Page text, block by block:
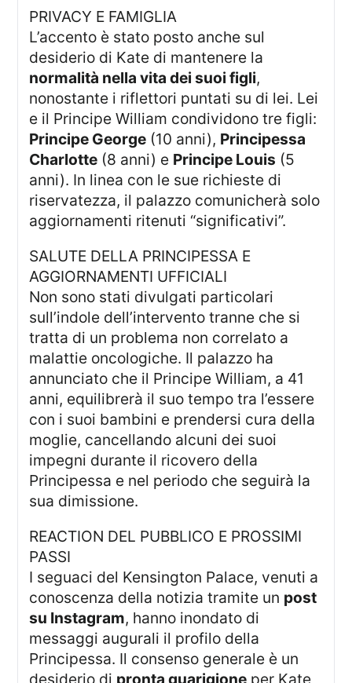
PRIVACY E FAMIGLIA
L’accento è stato posto anche sul
desiderio di Kate di mantenere la
normalità nella vita dei suoi figli,
nonostante i riflettori puntati su di lei. Lei
e il Principe William condividono tre figli:
Principe George (10 anni), Principessa
Charlotte (8 anni) e Principe Louis (5
anni). In linea con le sue richieste di
riservatezza, il palazzo comunicherà solo
aggiornamenti ritenuti “significativi”.
SALUTE DELLA PRINCIPESSA E
AGGIORNAMENTI UFFICIALI
Non sono stati divulgati particolari
sull’indole dell’intervento tranne che si
tratta di un problema non correlato a
malattie oncologiche. Il palazzo ha
annunciato che il Principe William, a 41
anni, equilibrerà il suo tempo tra l’essere
con i suoi bambini e prendersi cura della
moglie, cancellando alcuni dei suoi
impegni durante il ricovero della
Principessa e nel periodo che seguirà la
sua dimissione.
REACTION DEL PUBBLICO E PROSSIMI
PASSI
I seguaci del Kensington Palace, venuti a
conoscenza della notizia tramite un post
su Instagram, hanno inondato di
messaggi augurali il profilo della
Principessa. Il consenso generale è un